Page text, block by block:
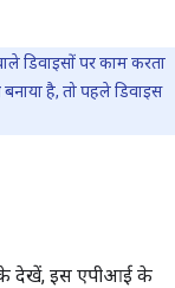
डिवाइसों पर काम करता
है, तो पहले डिवाइस
देखें, इस एपीआई के